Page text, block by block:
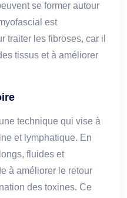
se former autour
est
traiter les fibroses, car il
tissus et à améliorer
technique qui vise à
et lymphatique. En
fluides et
à améliorer le retour
des toxines. Ce